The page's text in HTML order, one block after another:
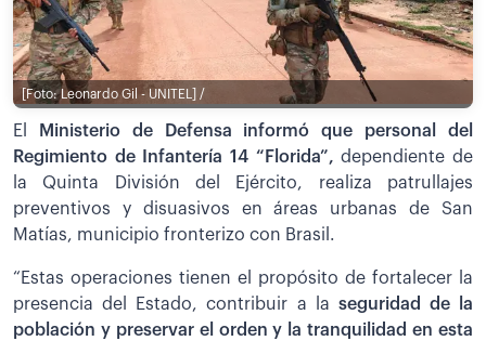
[Foto: Leonardo Gil - UNITEL] /
El
Ministerio de Defensa informó que personal del
Regimiento de Infantería 14 “Florida”, dependiente de
la Quinta División del Ejército, realiza patrullajes
preventivos y disuasivos en áreas urbanas de San
Matías, municipio fronterizo con Brasil.
“Estas operaciones tienen el propósito de fortalecer la
presencia del Estado, contribuir a la seguridad de la
población y preservar el orden y la tranquilidad en esta